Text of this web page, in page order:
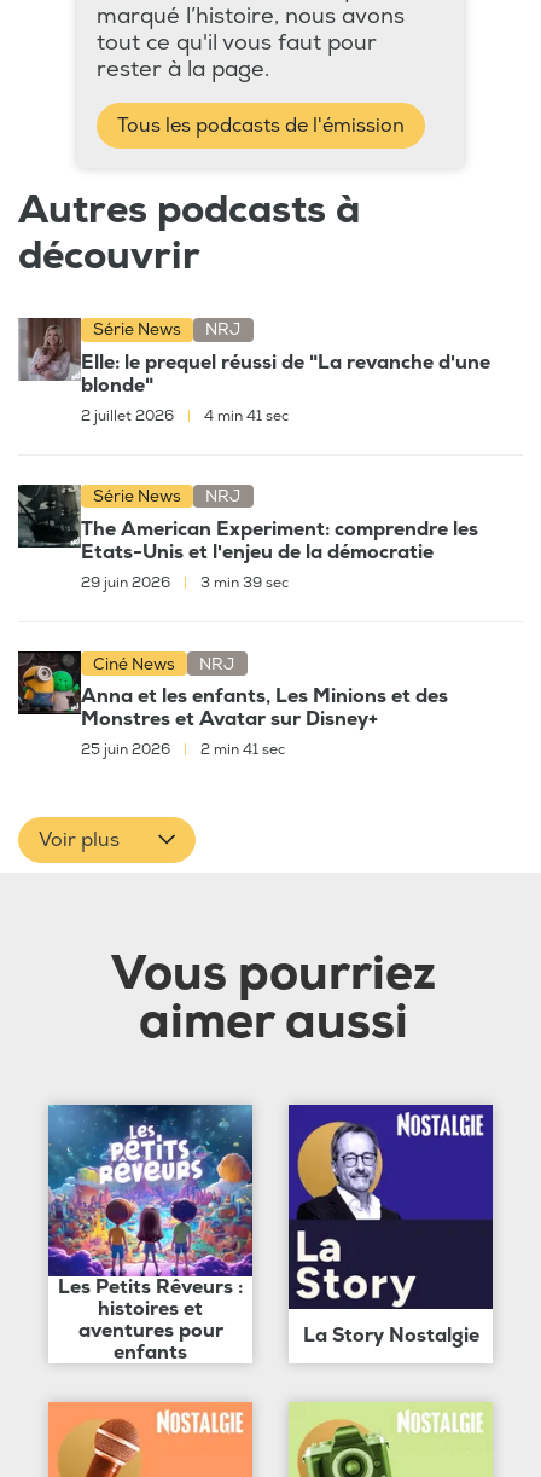
marqué l’histoire, nous avons
tout ce qu'il vous faut pour
rester à la page.
Tous les podcasts de l'émission
Autres podcasts à
découvrir
Série News NRJ
Elle: le prequel réussi de "La revanche d'une
blonde"
2 juillet 2026 4 min 41 sec
Série News NRJ
The American Experiment: comprendre les
Etats-Unis et l'enjeu de la démocratie
29 juin 2026 3 min 39 sec
Ciné News NRJ
Anna et les enfants, Les Minions et des
Monstres et Avatar sur Disney+
25 juin 2026 | 2 min 41 sec
Voir plus
Vous pourriez
aimer aussi
Les Petits Rêveurs :
histoires et
aventures pour
enfants
La Story Nostalgie